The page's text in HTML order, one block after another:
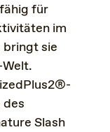
für
im
sie
Slash